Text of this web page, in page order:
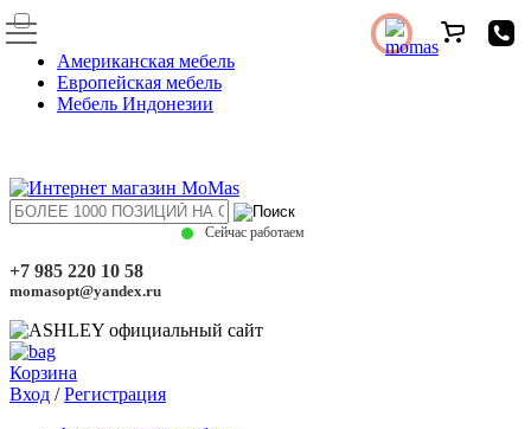
Американская мебель
Европейская мебель
Мебель Индонезии
Сейчас работаем
+7 985 220 10 58
momasopt@yandex.ru
Корзина
Вход /Регистрация